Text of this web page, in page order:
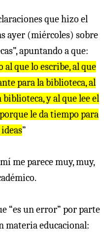
que hizo el
ayer (miércoles) sobre
apuntando a que:
que lo escribe, al que
para la biblioteca, al
y al que lee el
le da tiempo para
”
me parece muy, muy,
“es un error” por parte
materia educacional: